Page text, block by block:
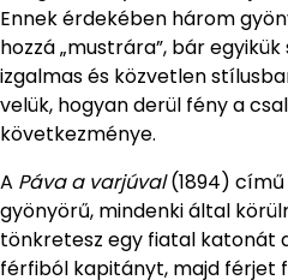
Ennek érdekében három
hozzá „mustrára”, bár
izgalmas és közvetlen
velük, hogyan derül fény a
következménye.
A Páva a varjúval(1894) című
gyönyörű, mindenki által
tönkretesz egy fiatal katonát
férfiból kapitányt, majd férjet